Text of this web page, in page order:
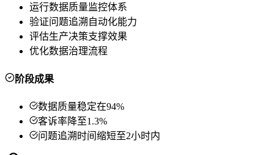
运行数据质量监控体系
验证问题追溯自动化能力
评估生产决策支撑效果
优化数据治理流程
阶段成果
数据质量稳定在94%
客诉率降至1.3%
问题追溯时间缩短至2小时内